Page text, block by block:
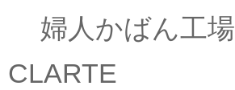
婦人かばん工場
CLARTE